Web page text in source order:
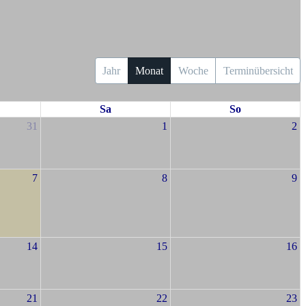
Jahr Monat Woche Terminübersicht
Sa
So
31
1 2
7 8 9
14 15 16
21 22 23